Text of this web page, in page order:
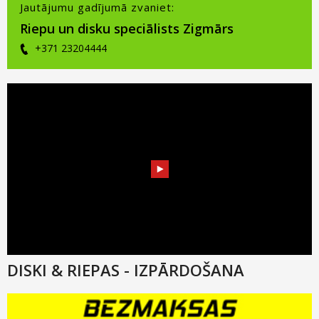
Jautājumu gadījumā zvaniet:
Riepu un disku speciālists Zigmārs
+371 23204444
DISKI & RIEPAS - IZPĀRDOŠANA